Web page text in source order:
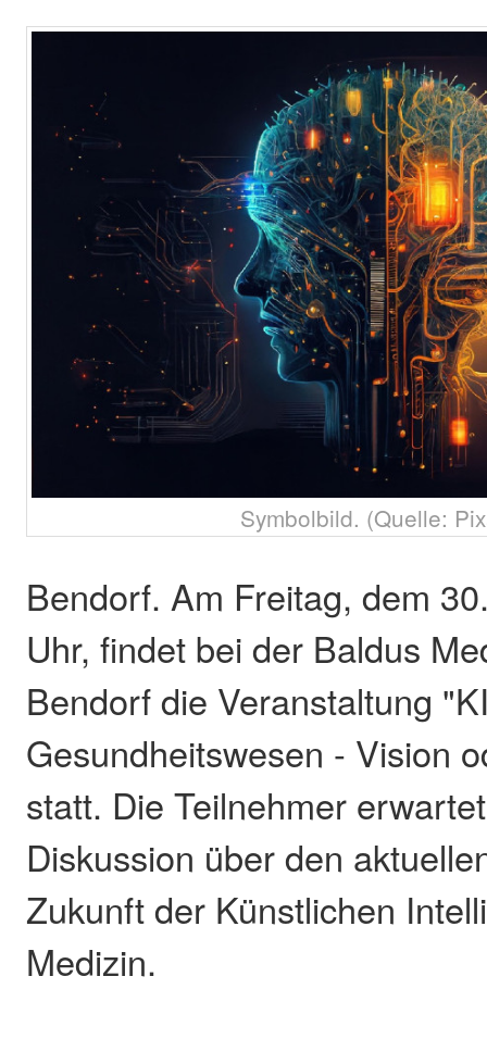
Symbolbild. (Quelle:
Bendorf. Am Freitag, dem
Uhr, findet bei der Baldus
Bendorf die Veranstaltung
Gesundheitswesen - Vision
statt. Die Teilnehmer
Diskussion über den
Zukunft der Künstlichen
Medizin.